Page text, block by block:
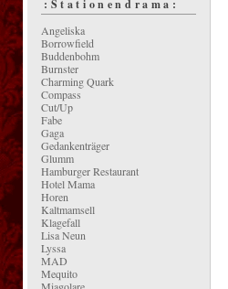
:Stationendrama:
Angeliska
Borrowfield
Buddenbohm
Burnster
Charming Quark
Compass
Cut/Up
Fabe
Gaga
Gedankenträger
Glumm
Hamburger Restaurant
Hotel Mama
Horen
Kaltmamsell
Klagefall
Lisa Neun
Lyssa
MAD
Mequito
Miagolare